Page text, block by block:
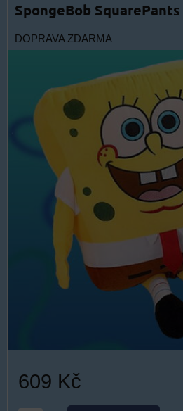
SpongeBob
DOPRAVA ZDARMA
609 Kč